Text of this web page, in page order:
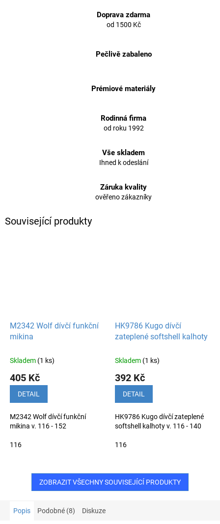
Doprava zdarma
od 1500 Kč
Pečlivě zabaleno
Prémiové materiály
Rodinná firma
od roku 1992
Vše skladem
Ihned k odeslání
Záruka kvality
ověřeno zákazníky
Související produkty
M2342 Wolf dívčí funkční
mikina
Skladem (1 ks)
405 Kč
DETAIL
M2342 Wolf dívčí funkční
mikina v. 116 - 152
116
HK9786 Kugo dívčí
zateplené softshell kalhoty
Skladem (1 ks)
392 Kč
DETAIL
HK9786 Kugo dívčí zateplené
softshell kalhoty v. 116 - 140
116
ZOBRAZIT VŠECHNY SOUVISEJÍCÍ PRODUKTY
Popis Podobné (8) Diskuze